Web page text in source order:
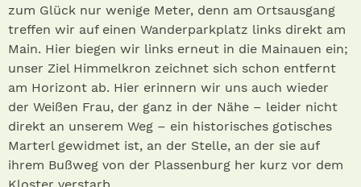
zum Glück nur wenige Meter, denn am Ortsausgang
treffen wir auf einen Wanderparkplatz links direkt am
Main. Hier biegen wir links erneut in die Mainauen ein;
unser Ziel Himmelkron zeichnet sich schon entfernt
am Horizont ab. Hier erinnern wir uns auch wieder
der Weißen Frau, der ganz in der Nähe – leider nicht
direkt an unserem Weg – ein historisches gotisches
Marterl gewidmet ist, an der Stelle, an der sie auf
ihrem Bußweg von der Plassenburg her kurz vor dem